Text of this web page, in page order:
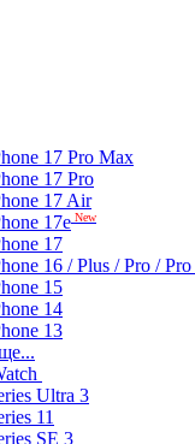
17 Pro Max
17 Pro
17 Air
17e New
17
16 / Plus / Pro /
15
14
13
Ultra 3
11
SE 3